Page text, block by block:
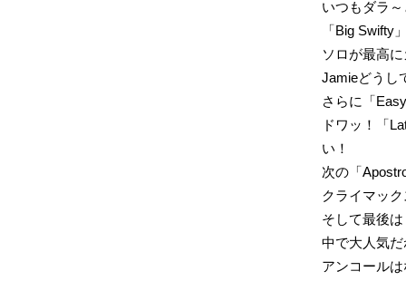
いつもダラ
「Big Swifty
ソロが最高
Jamieどうし
さらに「
ドワッ！「
い！
次の「
クライマッ
そして最後
中で大人気
アンコール